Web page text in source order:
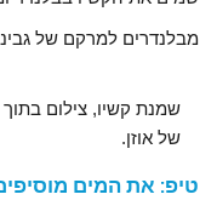
מבלנדרים למרקם של
שמנת קשיו, צילום
של אוזן.
טיפ: את המים